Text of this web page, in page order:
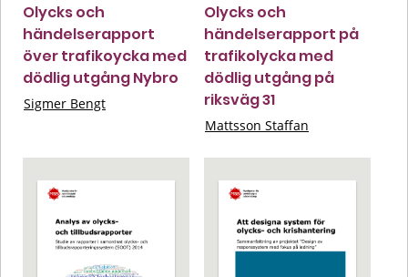
Olycks och
händelserapport
över trafikoycka med
dödlig utgång Nybro
Sigmer Bengt
Olycks och
händelserapport på
trafikolycka med
dödlig utgång på
riksväg 31
Mattsson Staffan